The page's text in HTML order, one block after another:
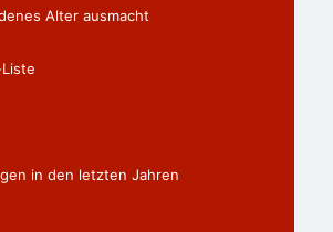
Alter ausmacht
in den letzten Jahren